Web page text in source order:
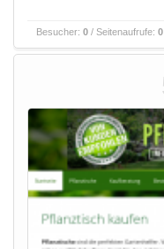
Besucher: 0/ Seitenaufrufe: 0